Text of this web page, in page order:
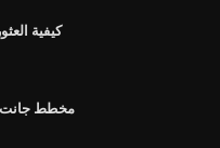
كيفية
مخطط جانت